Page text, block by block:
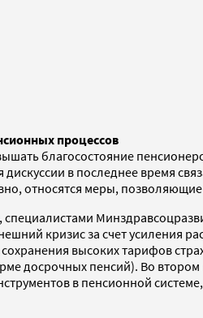
процессов
благосостояние
в последнее время
относятся меры,
, специалистами
кризис за счет усиления
высоких тарифов
досрочных пенсий). Во
в пенсионной